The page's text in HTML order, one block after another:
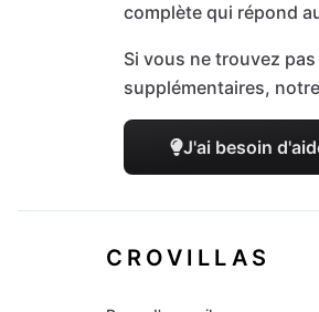
complète qui répond
Si vous ne trouvez
supplémentaires,
J'ai besoin
CROVILLAS